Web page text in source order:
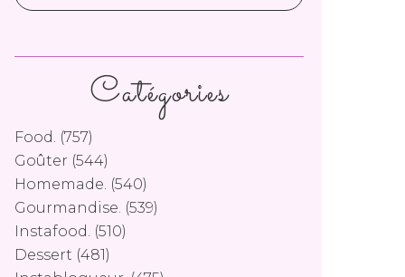
Catégories
Food. (757)
Goûter (544)
Homemade. (540)
Gourmandise. (539)
Instafood. (510)
Dessert (481)